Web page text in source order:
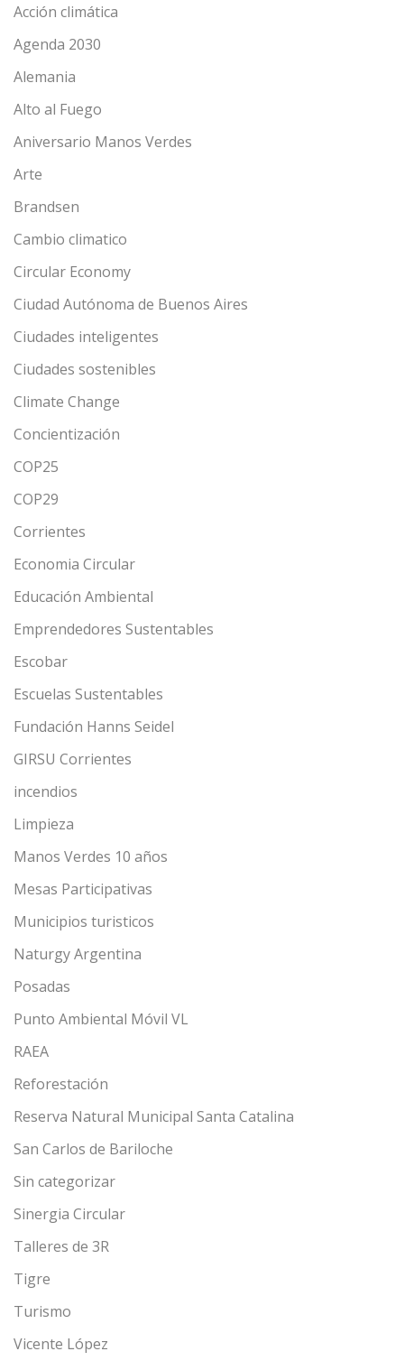
Acción climática
Agenda 2030
Alemania
Alto al Fuego
Aniversario Manos Verdes
Arte
Brandsen
Cambio climatico
Circular Economy
Ciudad Autónoma de Buenos Aires
Ciudades inteligentes
Ciudades sostenibles
Climate Change
Concientización
COP25
COP29
Corrientes
Economia Circular
Educación Ambiental
Emprendedores Sustentables
Escobar
Escuelas Sustentables
Fundación Hanns Seidel
GIRSU Corrientes
incendios
Limpieza
Manos Verdes 10 años
Mesas Participativas
Municipios turisticos
Naturgy Argentina
Posadas
Punto Ambiental Móvil VL
RAEA
Reforestación
Reserva Natural Municipal Santa Catalina
San Carlos de Bariloche
Sin categorizar
Sinergia Circular
Talleres de 3R
Tigre
Turismo
Vicente López